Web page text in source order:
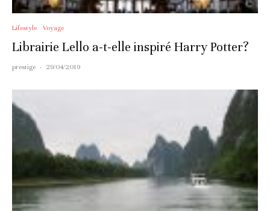
Lifestyle Voyage
Librairie Lello a-t-elle inspiré Harry Potter?
prestige · 29/04/2019